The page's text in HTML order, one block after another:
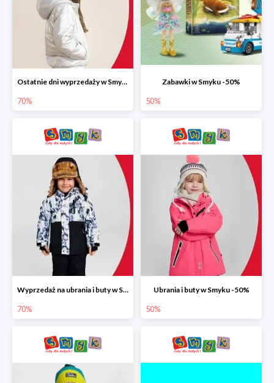
Ostatnie dni wyprzedaży w Smyku do -70%
70%
Zabawki w Smyku -50%
50%
Wyprzedaż na ubrania i buty w Smyku do -70%
70%
Ubrania i buty w Smyku -50%
50%